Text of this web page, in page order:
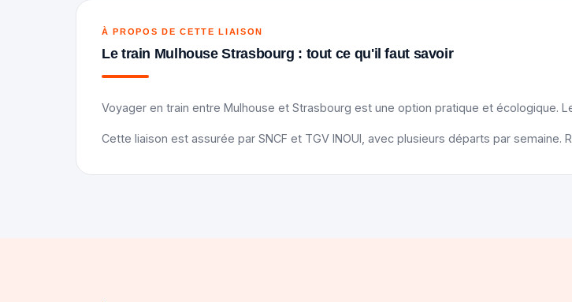
À PROPOS DE CETTE LIAISON
Le train Mulhouse Strasbourg : tout ce qu'il faut savoir
Voyager en train entre Mulhouse et Strasbourg est une option pratique et écologique.
Cette liaison est assurée par SNCF et TGV INOUI, avec plusieurs départs par